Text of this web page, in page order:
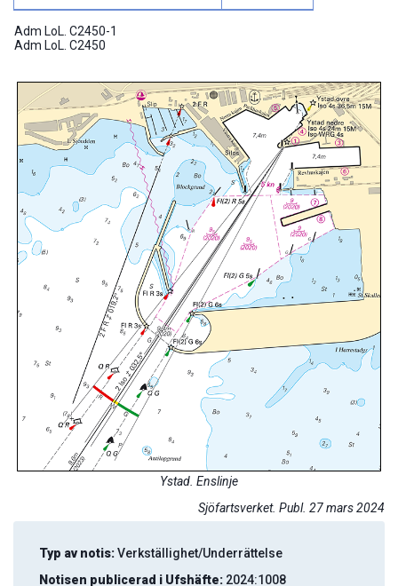
Adm LoL. C2450-1
Adm LoL. C2450
Ystad. Enslinje
Sjöfartsverket. Publ. 27 mars 2024
Typ av notis:Verkställighet/Underrättelse
Notisen publicerad i Ufshäfte: 2024:1008